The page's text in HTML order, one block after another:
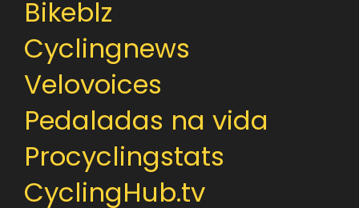
Bikeblz
Cyclingnews
Velovoices
Pedaladas na vida
Procyclingstats
CyclingHub.tv